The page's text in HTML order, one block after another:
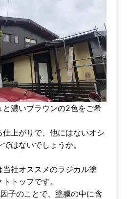
と濃いブラウンの2色をご希
仕上がりで、他にはないオシ
はないでしょうか。
社オススメのラジカル塗
トップです。
子のことで、塗膜の中に含